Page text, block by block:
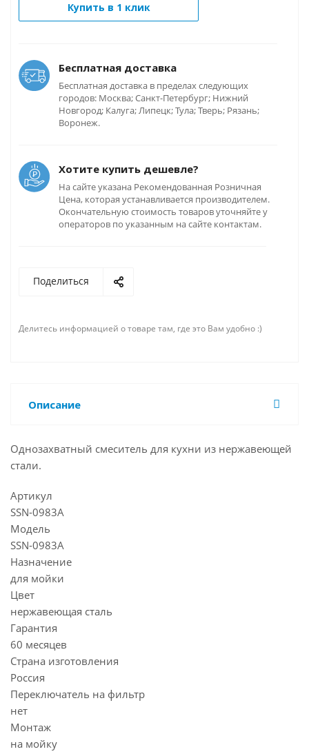
Купить в 1 клик
Бесплатная доставка
Бесплатная доставка в пределах следующих
городов: Москва; Санкт-Петербург; Нижний
Новгород; Калуга; Липецк; Тула; Тверь; Рязань;
Воронеж.
Хотите купить дешевле?
На сайте указана Рекомендованная Розничная
Цена, которая устанавливается производителем.
Окончательную стоимость товаров уточняйте у
операторов по указанным на сайте контактам.
Поделиться
Делитесь информацией о товаре там, где это Вам удобно :)
Описание
Однозахватный смеситель для кухни из нержавеющей
стали.
Артикул
SSN-0983A
Модель
SSN-0983A
Назначение
для мойки
Цвет
нержавеющая сталь
Гарантия
60 месяцев
Страна изготовления
Россия
Переключатель на фильтр
нет
Монтаж
на мойку